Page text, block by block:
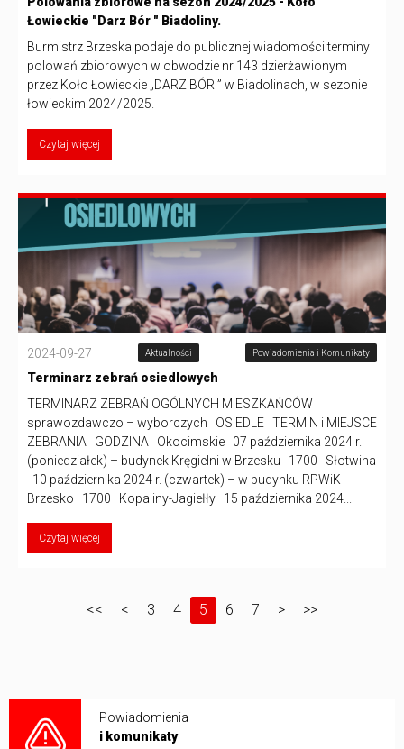
Łowieckie "Darz Bór " Biadoliny.
Burmistrz Brzeska podaje do publicznej wiadomości terminy
polowań zbiorowych w obwodzie nr 143 dzierżawionym
przez Koło Łowieckie „DARZ BÓR ” w Biadolinach, w sezonie
łowieckim 2024/2025.
Czytaj więcej
2024-09-27 Aktualności Powiadomienia i Komunikaty
Terminarz zebrań osiedlowych
TERMINARZ ZEBRAŃ OGÓLNYCH MIESZKAŃCÓW
sprawozdawczo – wyborczych OSIEDLE TERMIN i MIEJSCE
ZEBRANIA GODZINA Okocimskie 07 października 2024 r.
(poniedziałek) – budynek Kręgielni w Brzesku 1700 Słotwina
10 października 2024 r. (czwartek) – w budynku RPWiK
Brzesko 1700 Kopaliny-Jagiełły 15 października 2024...
Czytaj więcej
<< < 3 4 5 6 7 > >>
Powiadomienia
i komunikaty